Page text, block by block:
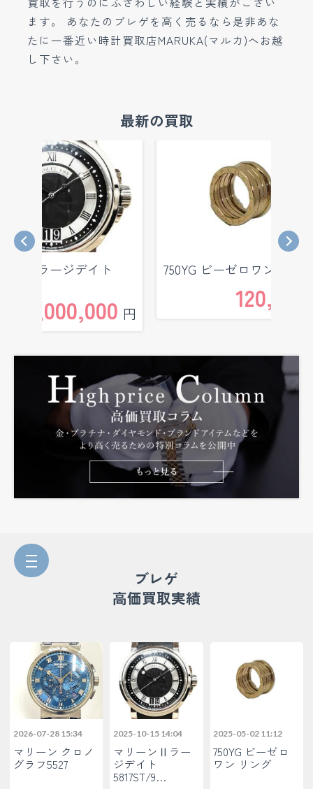
ます。 あなたのブレゲを高く売るなら是非あな
たに一番近い時計買取店MARUKA(マルカ)へお越
し下さい。
最新の買取
ンⅡラージデイト
1,000,000 円
750YG ビーゼロワン リン
120,000
ブレゲ
高価買取実績
2026-07-28 15:34
マリーン クロノ
グラフ5527
2025-10-15 14:04
マリーンⅡラー
ジデイト
5817ST/9…
2025-05-02 11:12
750YG ビーゼロ
ワン リング